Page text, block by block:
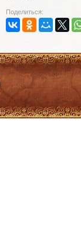
Поделиться: